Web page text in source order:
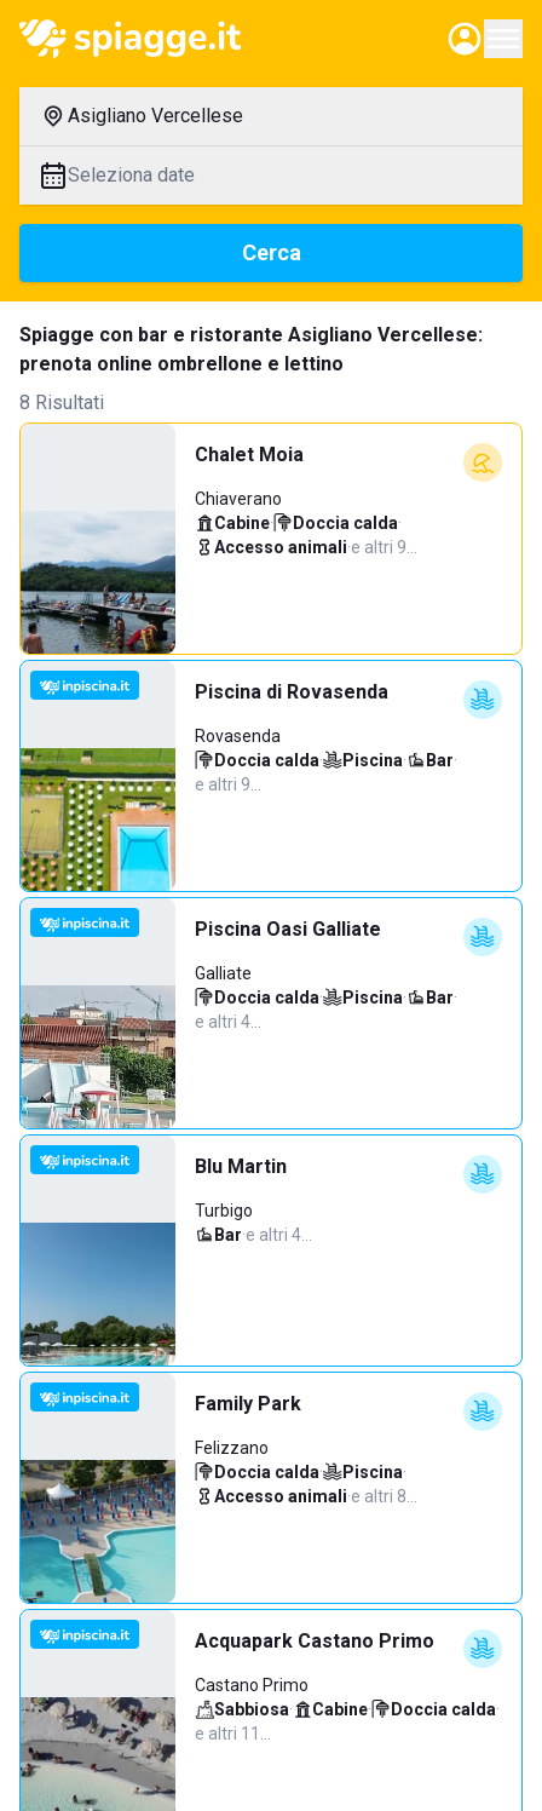
Asigliano Vercellese
Seleziona date
Cerca
Spiagge con bar e ristorante Asigliano Vercellese:
prenota online ombrellone e lettino
8 Risultati
Chalet Moia
Chiaverano
Cabine· Doccia calda·
Accesso animali·e altri 9…
Piscina di Rovasenda
Rovasenda
Doccia calda· Piscina· Bar·
e altri 9…
Piscina Oasi Galliate
Galliate
Doccia calda· Piscina· Bar·
e altri 4…
Blu Martin
Turbigo
Bar·e altri 4…
Family Park
Felizzano
Doccia calda· Piscina·
Accesso animali·e altri 8…
Acquapark Castano Primo
Castano Primo
Sabbiosa· Cabine· Doccia calda·
e altri 11…